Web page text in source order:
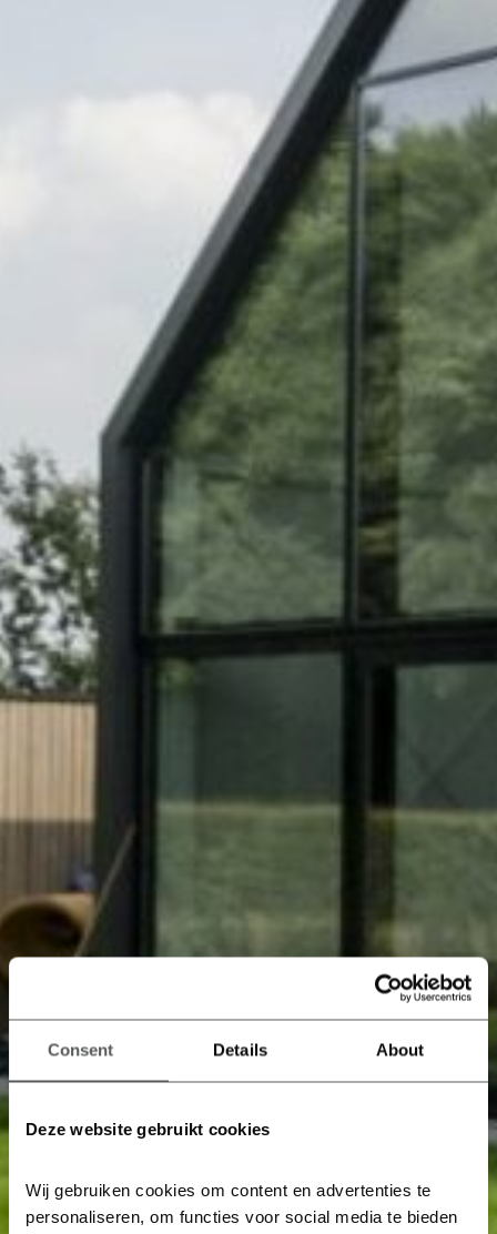
Consent Details About
Deze website gebruikt cookies
Wij gebruiken cookies om content en advertenties te
personaliseren, om functies voor social media te bieden